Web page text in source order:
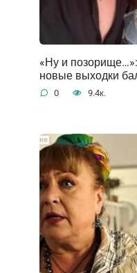
«Ну и
новые выходки
0 9.4к.